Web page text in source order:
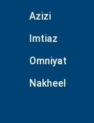
Azizi
Imtiaz
Omniyat
Nakheel